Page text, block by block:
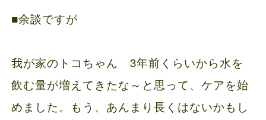
■余談ですが
我が家のトコちゃん 3年前くらいから水を
飲む量が増えてきたな～と思って、ケアを始
めました。もう、あんまり長くはないかもし